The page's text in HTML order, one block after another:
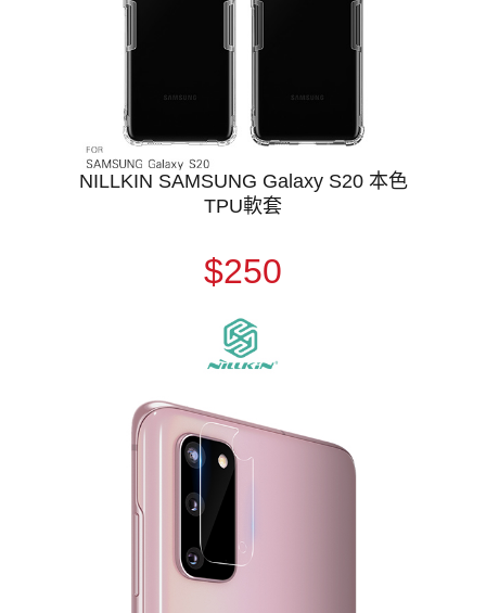
NILLKIN SAMSUNG Galaxy S20 本色
TPU軟套
$250